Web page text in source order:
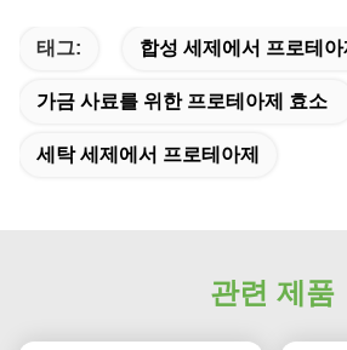
태그: 합성 세제에서 프로테
가금 사료를 위한 프로테아제 효소
세탁 세제에서 프로테아제
관련 제품